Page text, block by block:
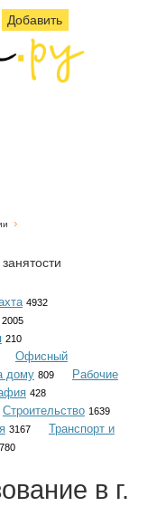
Добавить
4932
2005
210
Офисный
дому 809
Рабочие
428
Строительство 1639
3167
Транспорт и
в г.